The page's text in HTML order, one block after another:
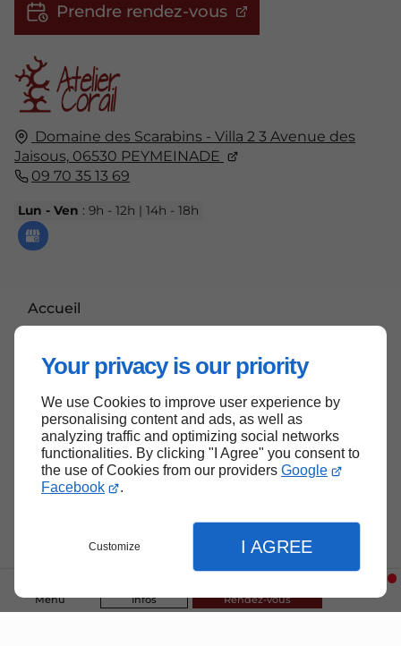
Your privacy is our priority
We use Cookies to improve user experience by
personalising content and ads, as well as
analyzing traffic and optimizing social networks
functionalities. By clicking "I Agree" you consent to
the use of Cookies from our providers Google
Facebook
.
Customize I AGREE
Menu Infos Rendez-vous
Domaine des Scarabins - Villa 2 3 Avenue des
Jaisous, 06530 PEYMEINADE
09 70 35 13 69
Lun - Ven : 9h - 12h | 14h - 18h
Accueil
Mentions légales
Plan du site
Prendre rendez-vous
Haut de page